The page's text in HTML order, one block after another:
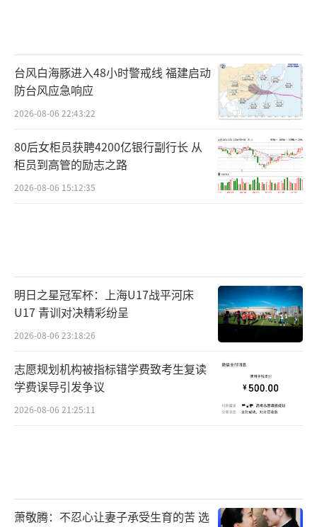
台风白海豚进入48小时警戒线 福建启动
防台风应急响应
2026-08-06 22:43:22
80后女柜员获聘4200亿银行副行长 从
柜员到高管的励志之路
2026-08-06 15:12:35
明日之星冠军杯：上海U17战平河床
U17 青训对决精彩纷呈
2026-08-06 23:18:26
志愿规划机构被指标错学费致考生复读
学费误导引发争议
2026-08-06 21:25:11
萧敬腾：不忍心让妻子承受生育的苦 选